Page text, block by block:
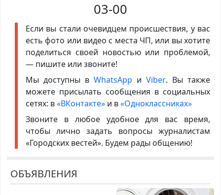
03-00
Если вы стали очевидцем происшествия, у вас
есть фото или видео с места ЧП, или вы хотите
поделиться своей новостью или проблемой,
— пишите или звоните!
Мы доступны в WhatsApp иViber. Вы также
можете присылать сообщения в социальных
сетях: в«ВКонтакте»и в«Одноклассниках»
Звоните в любое удобное для вас время,
чтобы лично задать вопросы журналистам
«Городских вестей». Будем рады общению!
ОБЪЯВЛЕНИЯ